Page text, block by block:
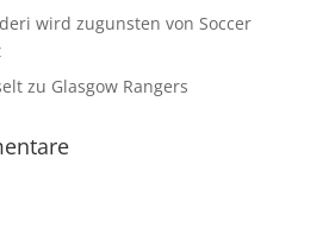
wird zugunsten von Soccer
zu Glasgow Rangers